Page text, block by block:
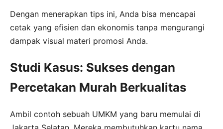
Dengan menerapkan tips ini, Anda bisa mencapai
cetak yang efisien dan ekonomis tanpa mengurangi
dampak visual materi promosi Anda.
Studi Kasus: Sukses dengan
Percetakan Murah Berkualitas
Ambil contoh sebuah UMKM yang baru memulai di